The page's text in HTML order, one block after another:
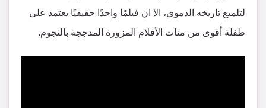
لتلميع تاريخه الدموي، الا ان فيلمًا واحدًا حقيقيًا يعتمد على
طفلة أقوى من مئات الأفلام المزورة المدججة بالنجوم.